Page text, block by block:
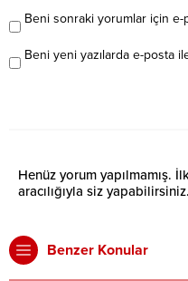
Beni sonraki yorumlar için
Beni yeni yazılarda e-posta
Henüz yorum yapılmamış.
aracılığıyla siz yapabilirsiniz.
Benzer Konular